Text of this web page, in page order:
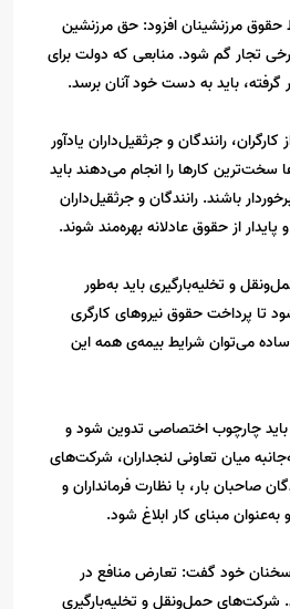
مرزنشینان افزود: حق مرزنشین
تجار گم شود. منابعی که دولت برای
گرفته، باید به دست خود آنان برسد.
رانندگان و جرثقیل‌داران یادآور
سخت‌ترین کارها را انجام می‌دهند باید
باشند. رانندگان و جرثقیل‌داران
از حقوق عادلانه بهره‌مند شوند.
و تخلیه‌بارگیری باید به‌طور
تا پرداخت حقوق نیروهای کارگری
می‌توان شرایط بیمه‌ی همه این
باید چارچوب اختصاصی تدوین شود و
میان تعاونی لنجداران، شرکت‌های
صاحبان بار، با نظارت فرمانداران و
مبنای کار ابلاغ شود.
خود گفت: تعارض منافع در
شرکت‌های حمل‌ونقل و تخلیه‌بارگیری